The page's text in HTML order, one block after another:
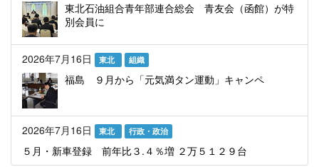
東北石油組合青年部連合総会 青友会（函館）が特
別会員に
2026年7月16日 東北 組織
福島 ９月から「元気満タン運動」キャンペ
2026年7月16日 東北 行政・政治
５月・新車登録 前年比３.４％増 ２万５１２９台